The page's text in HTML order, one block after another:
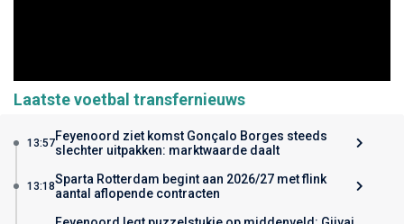
Laatste voetbal transfernieuws
13:57Feyenoord ziet komst Gonçalo Borges steeds
slechter uitpakken: marktwaarde daalt
13:18Sparta Rotterdam begint aan 2026/27 met flink
aantal aflopende contracten